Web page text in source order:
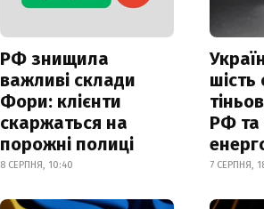
РФ знищила
важливі склади
Фори: клієнти
скаржаться на
порожні полиці
8 СЕРПНЯ, 10:40
шість
РФ та
7 СЕРПНЯ,